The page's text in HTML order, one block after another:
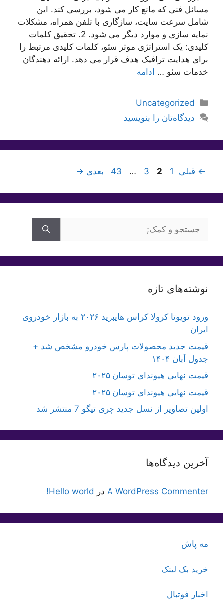
مسائل فنی که مانع کار می شود، بررسی کند. این
شامل سرعت سایت، سازگاری با تلفن همراه، مشکلات
نمایه سازی و موارد دیگر می شود. 2. تحقیق کلمات
کلیدی: یک استراتژی موثر سئو، کلمات کلیدی مرتبط را
برای هدایت ترافیک هدف قرار می دهد. ارائه دهندگان
خدمات سئو … ادامه
دسته‌ها
Uncategorized
دیدگاه‌تان را بنویسید
← قبلی برگه
1 برگه
2 برگه
3
… برگه
43 بعدی →
برای:
نوشته‌های تازه
ورود تویوتا کرولا کراس هایبرید ۲۰۲۶ به بازار خودروی
ایران
قیمت جدید محصولات پارس خودرو مشخص شد +
جدول آبان ۱۴۰۴
قیمت نهایی هیوندای توسان ۲۰۲۵
قیمت نهایی هیوندای توسان ۲۰۲۵
اولین تصاویر از نسل جدید چری تیگو 7 منتشر شد
آخرین دیدگاه‌ها
A WordPress Commenter در Hello world!
مه پاش
خرید بک لینک
اخبار فوتبال